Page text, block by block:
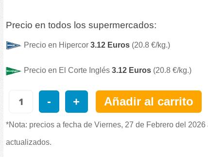
Precio en todos los supermercados:
Precio en Hipercor 3.12 Euros (20.8 €/kg.)
Precio en El Corte Inglés 3.12 Euros (20.8 €/kg.)
- + Añadir al carrito
*Nota: precios a fecha de Viernes, 27 de Febrero del
actualizados.